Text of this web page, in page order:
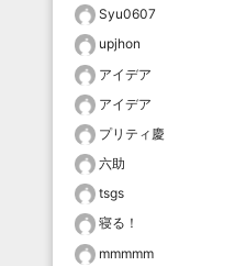
Syu0607
upjhon
アイデア
アイデア
プリティ慶
六助
tsgs
寝る！
mmmmm